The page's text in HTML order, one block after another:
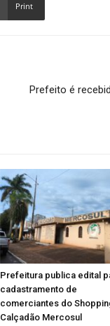
Print
Prefeito é
Prefeitura publica edital
cadastramento de
comerciantes do
Calçadão Mercosul